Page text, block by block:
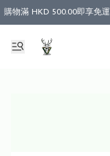
購物滿 HKD 500.00即享免